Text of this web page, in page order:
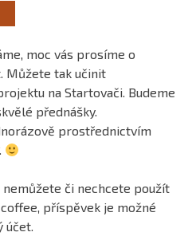
moc vás prosíme o
Můžete tak učinit
na Startovači. Budeme
přednášky.
prostřednictvím
nemůžete či nechcete použít
příspěvek je možné
účet.